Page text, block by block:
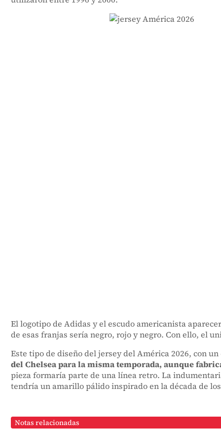
El logotipo de Adidas y el escudo americanista
de esas franjas sería negro, rojo y negro. Con ello, el
Este tipo de diseño del jersey del América 2026, con
del Chelsea para la misma temporada, aunque
pieza formaría parte de una línea retro. La
tendría un amarillo pálido inspirado en la década de
Notas relacionadas